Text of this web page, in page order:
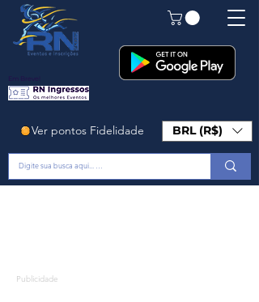
Em Breve!
Ver pontos Fidelidade BRL (R$)
Publicidade